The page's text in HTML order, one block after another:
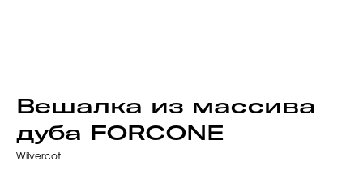
Вешалка из массива
дуба FORCONE
Wilvercot